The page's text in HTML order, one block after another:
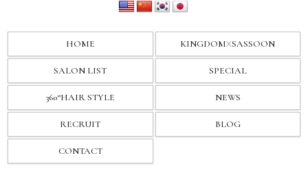
HOME KINGDOMXSASSOON
SALON LIST SPECIAL
360°HAIR STYLE NEWS
RECRUIT BLOG
CONTACT